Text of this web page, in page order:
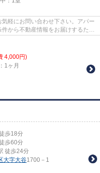
気軽にお問い合わせ下さい。アパー
から不動産情報をお届けするため
4,000円)
1ヶ月
歩18分
歩60分
徒歩24分
大字大谷1700－1